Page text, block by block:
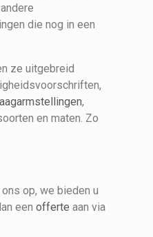
die nog in een
ze uitgebreid
,
en maten. Zo
op, we bieden u
een offerte aan via